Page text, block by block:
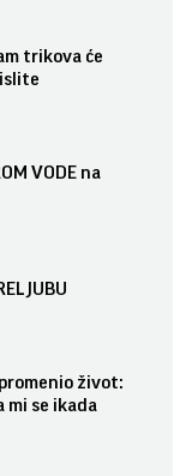
trikova će
VODE na
život:
mi se ikada